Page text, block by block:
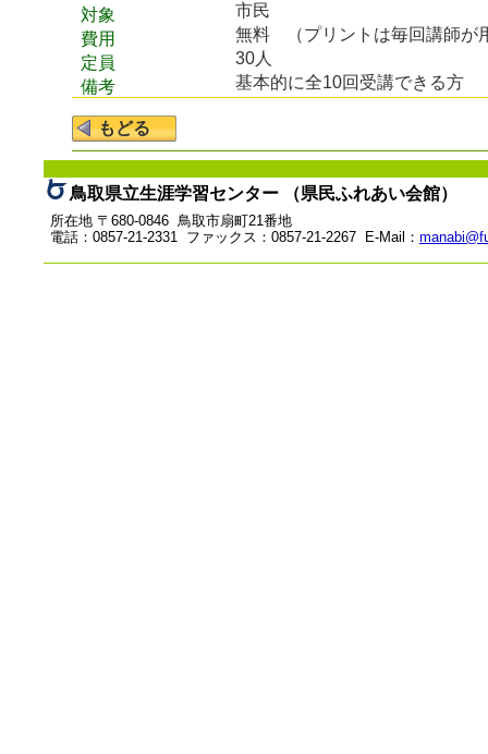
対象
市民
費用
無料
（プリントは毎回講師が
定員
30人
備考
基本的に全10回受講できる方
鳥取県立生涯学習センター （県民ふれあい会館）
所在地 〒680-0846 鳥取市扇町21番地
電話：0857-21-2331 ファックス：0857-21-2267 E-Mail：